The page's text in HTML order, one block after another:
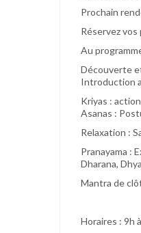
Prochain
Réservez
Au
Découverte
Introduction
Kriyas :
Asanas :
Relaxation :
Pranayama :
Dharana,
Mantra de
Horaires : 9h